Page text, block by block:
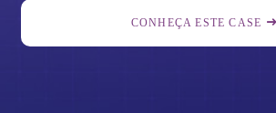
CONHEÇA ESTE CASE